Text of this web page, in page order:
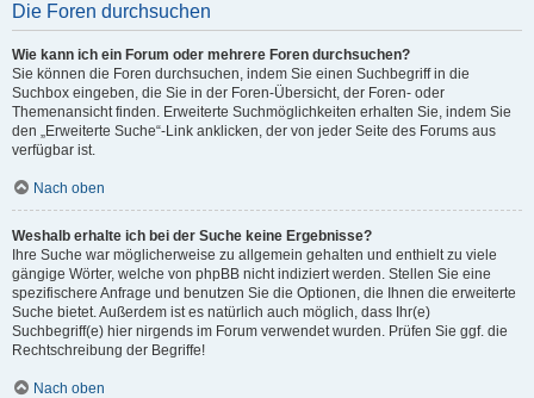
Die Foren durchsuchen
Wie kann ich ein Forum oder mehrere Foren durchsuchen?
Sie können die Foren durchsuchen, indem Sie einen Suchbegriff in die
Suchbox eingeben, die Sie in der Foren-Übersicht, der Foren- oder
Themenansicht finden. Erweiterte Suchmöglichkeiten erhalten Sie, indem Sie
den „Erweiterte Suche“-Link anklicken, der von jeder Seite des Forums aus
verfügbar ist.
Nach oben
Weshalb erhalte ich bei der Suche keine Ergebnisse?
Ihre Suche war möglicherweise zu allgemein gehalten und enthielt zu viele
gängige Wörter, welche von phpBB nicht indiziert werden. Stellen Sie eine
spezifischere Anfrage und benutzen Sie die Optionen, die Ihnen die erweiterte
Suche bietet. Außerdem ist es natürlich auch möglich, dass Ihr(e)
Suchbegriff(e) hier nirgends im Forum verwendet wurden. Prüfen Sie ggf. die
Rechtschreibung der Begriffe!
Nach oben